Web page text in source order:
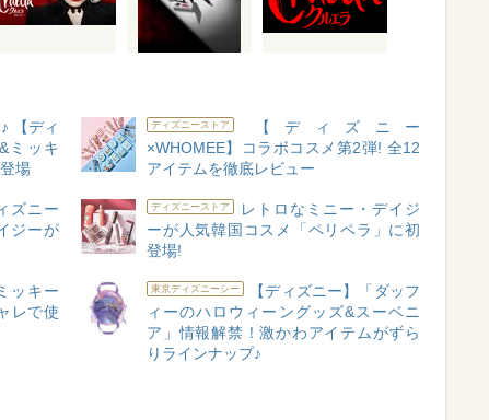
【ディ
ミッキ
場
ディズニーストア
【ディズニー
×WHOMEE】コラボコスメ第2弾! 全12
アイテムを徹底レビュー
ズニー
ジーが
ディズニーストア
レトロなミニー・デイジ
ーが人気韓国コスメ「ペリペラ」に初
登場!
ッキー
レで使
東京ディズニーシー
【ディズニー】「ダッフ
ィーのハロウィーングッズ&スーベニ
ア」情報解禁！激かわアイテムがずら
りラインナップ♪